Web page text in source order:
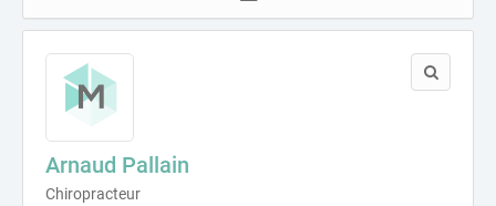
Arnaud Pallain
Chiropracteur